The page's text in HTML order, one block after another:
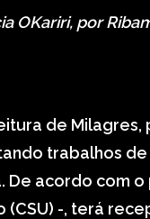
OKariri, por
de Milagres,
trabalhos
De acordo com
(CSU) -, terá